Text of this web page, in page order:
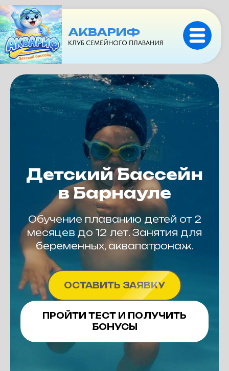
АКВАРИФ
КЛУБ СЕМЕЙНОГО ПЛАВАНИЯ
Детский Бассейн
в Барнауле
Обучение плаванию детей от 2
месяцев до 12 лет. Занятия для
беременных, аквапатронаж.
ОСТАВИТЬ ЗАЯВКУ
ПРОЙТИ ТЕСТ И ПОЛУЧИТЬ
БОНУСЫ